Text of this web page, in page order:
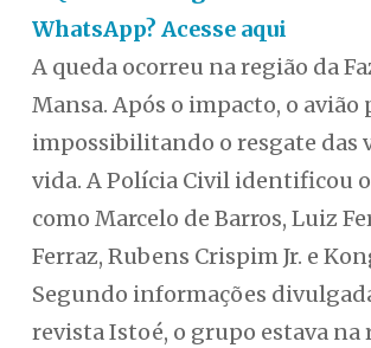
WhatsApp? Acesse aqui
A queda ocorreu na região da
Mansa. Após o impacto, o avião
impossibilitando o resgate das
vida. A Polícia Civil identificou
como Marcelo de Barros, Luiz
Ferraz, Rubens Crispim Jr. e
Segundo informações
revista Istoé, o grupo estava na